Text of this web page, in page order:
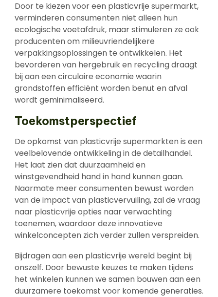
Door te kiezen voor een plasticvrije supermarkt,
verminderen consumenten niet alleen hun
ecologische voetafdruk, maar stimuleren ze ook
producenten om milieuvriendelijkere
verpakkingsoplossingen te ontwikkelen. Het
bevorderen van hergebruik en recycling draagt
bij aan een circulaire economie waarin
grondstoffen efficiënt worden benut en afval
wordt geminimaliseerd.
Toekomstperspectief
De opkomst van plasticvrije supermarkten is een
veelbelovende ontwikkeling in de detailhandel.
Het laat zien dat duurzaamheid en
winstgevendheid hand in hand kunnen gaan.
Naarmate meer consumenten bewust worden
van de impact van plasticvervuiling, zal de vraag
naar plasticvrije opties naar verwachting
toenemen, waardoor deze innovatieve
winkelconcepten zich verder zullen verspreiden.
Bijdragen aan een plasticvrije wereld begint bij
onszelf. Door bewuste keuzes te maken tijdens
het winkelen kunnen we samen bouwen aan een
duurzamere toekomst voor komende generaties.